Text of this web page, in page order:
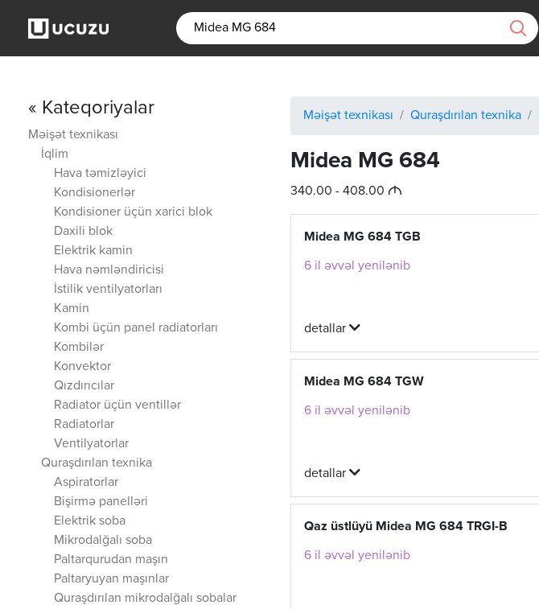
« Kateqoriyalar
Məişət texnikası
İqlim
Hava təmizləyici
Kondisionerlər
Kondisioner üçün xarici blok
Daxili blok
Elektrik kamin
Hava nəmləndiricisi
İstilik ventilyatorları
Kamin
Kombi üçün panel radiatorları
Kombilər
Konvektor
Qızdırıcılar
Radiator üçün ventillər
Radiatorlar
Ventilyatorlar
Quraşdırılan texnika
Aspiratorlar
Bişirmə panelləri
Elektrik soba
Mikrodalğalı soba
Paltarqurudan maşın
Paltaryuyan maşınlar
Quraşdırılan mikrodalğalı sobalar
Məişət texnikası Quraşdırılan texnika
Midea MG 684
340.00 - 408.00 M
Midea MG 684 TGB
6 il əvvəl yenilənib
detallar
Midea MG 684 TGW
6 il əvvəl yenilənib
detallar
Qaz üstlüyü Midea MG 684 TRGI-B
6 il əvvəl yenilənib